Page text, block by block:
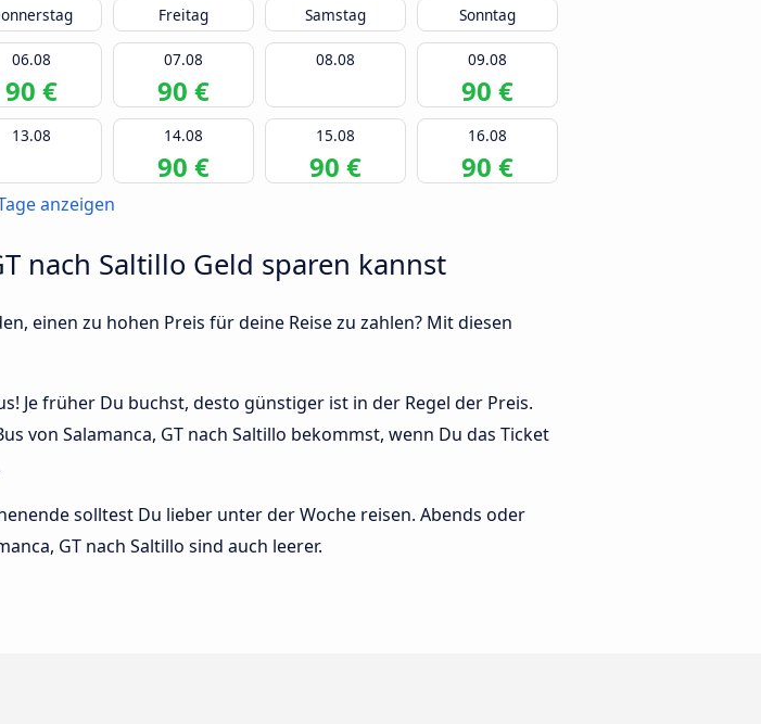
Freitag Samstag Sonntag
06.08
90 €
07.08
90 €
08.08 09.08
90 €
13.08 14.08
90 €
15.08
90 €
16.08
90 €
anzeigen
nach Saltillo Geld sparen kannst
einen zu hohen Preis für deine Reise zu zahlen? Mit diesen
Je früher Du buchst, desto günstiger ist in der Regel der Preis.
von Salamanca, GT nach Saltillo bekommst, wenn Du das Ticket
solltest Du lieber unter der Woche reisen. Abends oder
GT nach Saltillo sind auch leerer.